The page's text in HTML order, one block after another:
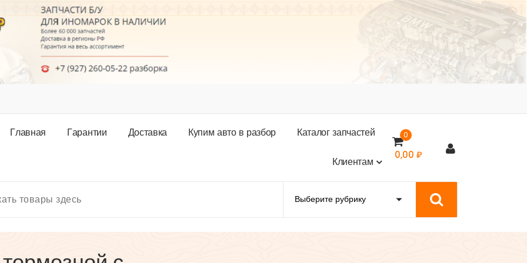
Главная Гарантии Доставка Купим авто в разбор Каталогзапчастей
Клиентам
0
0,00 ₽